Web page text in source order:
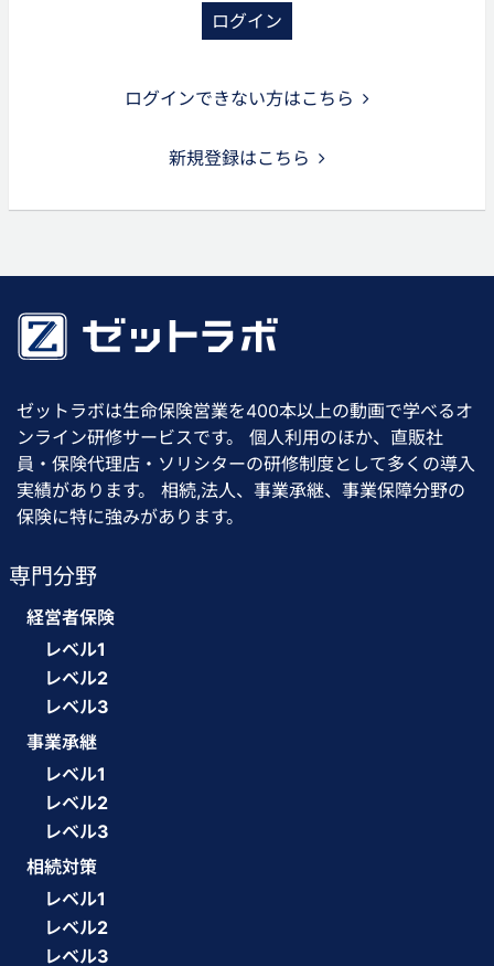
ログイン
ログインできない方はこちら
新規登録はこちら
ゼットラボは生命保険営業を400本以上の動画で学べるオ
ンライン研修サービスです。 個人利用のほか、直販社
員・保険代理店・ソリシターの研修制度として多くの導入
実績があります。 相続,法人、事業承継、事業保障分野の
保険に特に強みがあります。
専門分野
経営者保険
レベル1
レベル2
レベル3
事業承継
レベル1
レベル2
レベル3
相続対策
レベル1
レベル2
レベル3